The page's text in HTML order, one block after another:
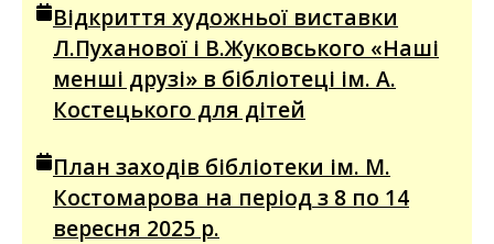
Відкриття художньої виставки
Л.Пуханової і В.Жуковського «Наші
менші друзі» в бібліотеці ім. А.
Костецького для дітей
План заходів бібліотеки ім. М.
Костомарова на період з 8 по 14
вересня 2025 р.